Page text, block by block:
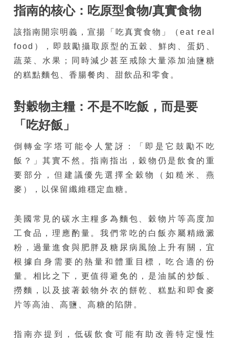
指南的核心：吃原型食物/真實食物
該指南開宗明義，宣揚「吃真實食物」（eat real
food），即鼓勵攝取原型的五穀、鮮肉、蛋奶、
蔬菜、水果；同時減少甚至戒除大量添加油鹽糖
的糕點麵包、香腸餐肉、甜飲品和零食。
對穀物主糧：不是不吃飯，而是要
「吃好飯」
倒轉金字塔可能令人驚訝：「即是它鼓勵不吃
飯？」其實不然。指南指出，穀物仍是飲食的重
要部分，但建議優先選擇全穀物（如糙米、燕
麥），以保留纖維穩定血糖。
美國常見的碳水主糧多為麵包、穀物片等高度加
工食品，理應酌量。我們常吃的白飯亦屬精緻澱
粉，過量進食與肥胖及糖尿病風險上升有關，宜
根據自身需要的熱量和體重目標，吃合適的份
量。相比之下，更值得避免的，是油膩的炒飯、
撈麵，以及披著穀物外衣的餅乾、糕點和即食麥
片等高油、高鹽、高糖的陷阱。
指南亦提到，低碳飲食可能有助改善特定慢性